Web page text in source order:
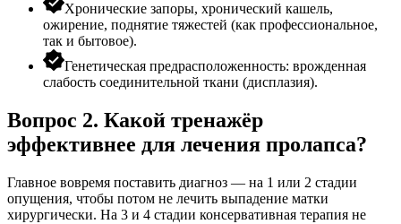
Хронические запоры, хронический кашель,
ожирение, поднятие тяжестей (как профессиональное,
так и бытовое).
Генетическая предрасположенность: врожденная
слабость соединительной ткани (дисплазия).
Вопрос 2. Какой тренажёр
эффективнее для лечения пролапса?
Главное вовремя поставить диагноз — на 1 или 2 стадии
опущения, чтобы потом не лечить выпадение матки
хирургически. На 3 и 4 стадии консервативная терапия не